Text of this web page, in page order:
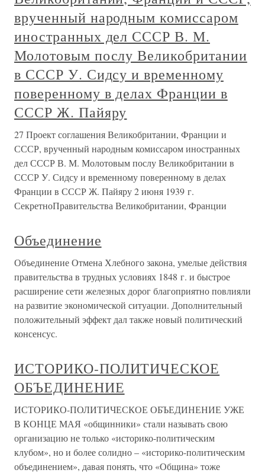
врученный народным комиссаром
иностранных дел СССР В. М.
Молотовым послу Великобритании
в СССР У. Сидсу и временному
поверенному в делах Франции в
СССР Ж. Пайяру
27 Проект соглашения Великобритании, Франции и
СССР, врученный народным комиссаром иностранных
дел СССР В. М. Молотовым послу Великобритании в
СССР У. Сидсу и временному поверенному в делах
Франции в СССР Ж. Пайяру 2 июня 1939 г.
СекретноПравительства Великобритании, Франции
Объединение
Объединение Отмена Хлебного закона, умелые действия
правительства в трудных условиях 1848 г. и быстрое
расширение сети железных дорог благоприятно повлияли
на развитие экономической ситуации. Дополнительный
положительный эффект дал также новый политический
консенсус.
ИСТОРИКО-ПОЛИТИЧЕСКОЕ
ОБЪЕДИНЕНИЕ
ИСТОРИКО-ПОЛИТИЧЕСКОЕ ОБЪЕДИНЕНИЕ УЖЕ
В КОНЦЕ МАЯ «общинники» стали называть свою
организацию не только «историко-политическим
клубом», но и более солидно – «историко-политическим
объединением», давая понять, что «Община» тоже